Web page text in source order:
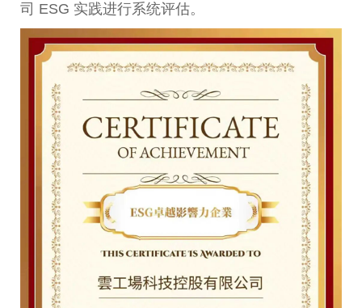
司 ESG 实践进行系统评估。